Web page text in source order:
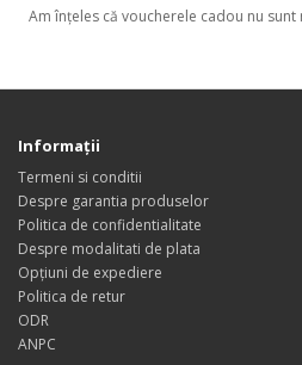
Am înţeles că voucherele cadou nu
Informaţii
Termeni si conditii
Despre garantia produselor
Politica de confidentialitate
Despre modalitati de plata
Opțiuni de expediere
Politica de retur
ODR
ANPC